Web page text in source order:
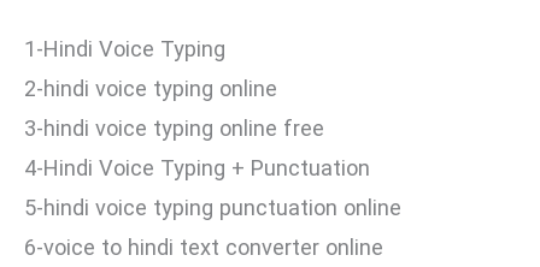
1-Hindi Voice Typing
2-hindi voice typing online
3-hindi voice typing online free
4-Hindi Voice Typing + Punctuation
5-hindi voice typing punctuation online
6-voice to hindi text converter online